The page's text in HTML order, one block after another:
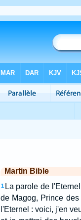
Martin Bible
1 La parole de
de Magog, Prince
l'Eternel : voici, j'en